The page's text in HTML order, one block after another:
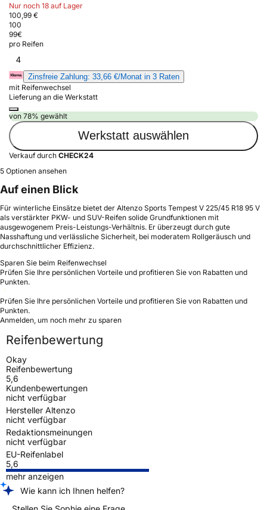
Nur noch 18 auf Lager
100,99 €
100
99€
pro Reifen
4
Zinsfreie Zahlung: 33,66 €/Monat in 3 Raten
mit Reifenwechsel
Lieferung an die Werkstatt
von 78% gewählt
Werkstatt auswählen
Verkauf durch CHECK24
5 Optionen ansehen
Auf einen Blick
Für winterliche Einsätze bietet der Altenzo Sports Tempest V 225/45 R18 95 V
als verstärkter PKW- und SUV-Reifen solide Grundfunktionen mit
ausgewogenem Preis-Leistungs-Verhältnis. Er überzeugt durch gute
Nasshaftung und verlässliche Sicherheit, bei moderatem Rollgeräusch und
durchschnittlicher Effizienz.
Sparen Sie beim Reifenwechsel
Prüfen Sie Ihre persönlichen Vorteile und profitieren Sie von Rabatten und
Punkten.
Prüfen Sie Ihre persönlichen Vorteile und profitieren Sie von Rabatten und
Punkten.
Anmelden, um noch mehr zu sparen
Reifenbewertung
Okay
Reifenbewertung
5,6
Kundenbewertungen
nicht verfügbar
Hersteller Altenzo
nicht verfügbar
Redaktionsmeinungen
nicht verfügbar
EU-Reifenlabel
5,6
mehr anzeigen
Wie kann ich Ihnen helfen?